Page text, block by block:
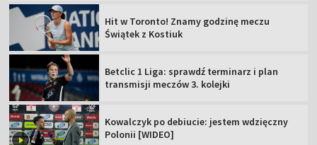
Hit w Toronto! Znamy godzinę meczu
Świątek z Kostiuk
Betclic 1 Liga: sprawdź terminarz i plan
transmisji meczów 3. kolejki
Kowalczyk po debiucie: jestem wdzięczny
Polonii [WIDEO]